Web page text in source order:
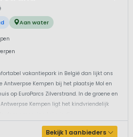
Aan water
vakantiepark in België dan lijkt ons
Antwerpse Kempen bij het plaatsje Mol en
op EuroParcs Zilverstrand. In de groene en
Kempen ligt het kindvriendelijk
Bekijk 1 aanbieders